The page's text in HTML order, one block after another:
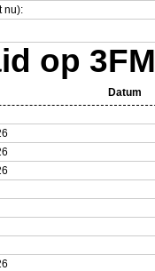
nu):
op 3FM
Datum